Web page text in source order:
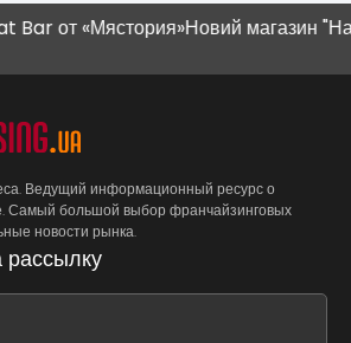
от «Мястория»Новий магазин "Наш
Ведущий информационный ресурс о
Самый большой выбор франчайзинговых
новости рынка.
рассылку